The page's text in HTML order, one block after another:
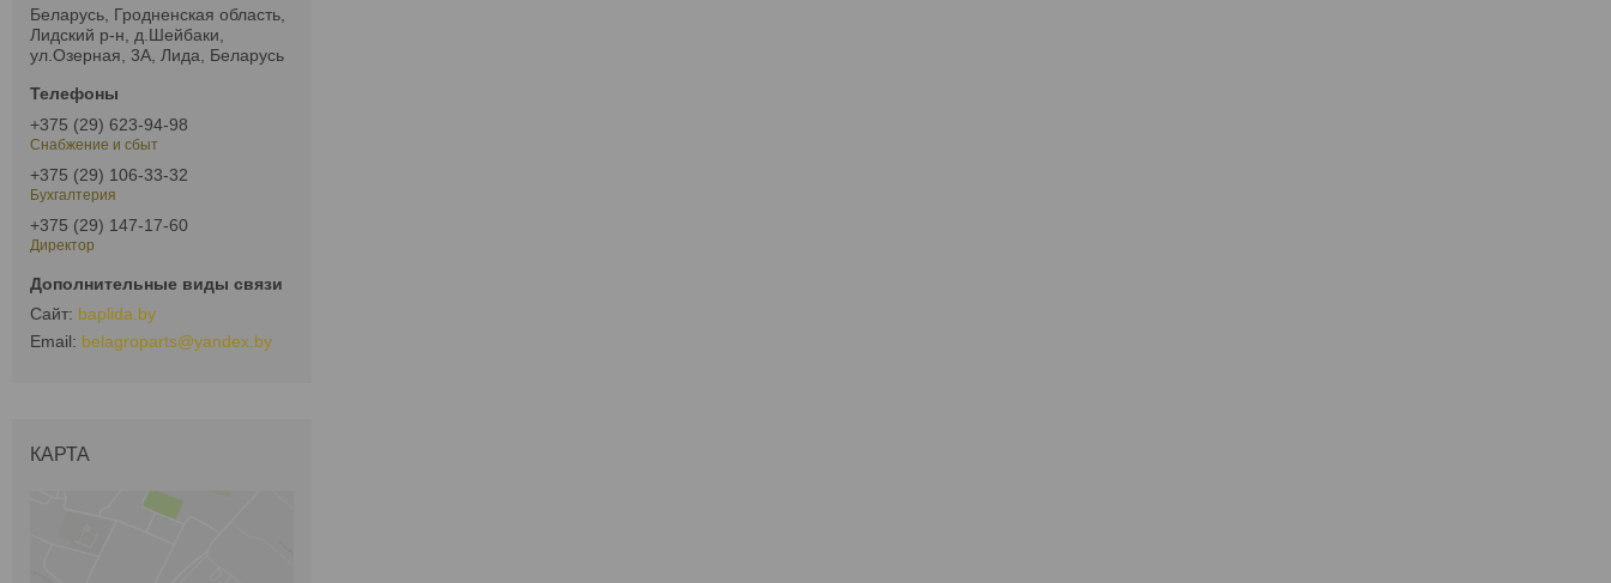
Беларусь, Гродненская область,
Лидский р-н, д.Шейбаки,
ул.Озерная, 3А, Лида, Беларусь
+375 (29) 623-94-98
Снабжение и сбыт
+375 (29) 106-33-32
Бухгалтерия
+375 (29) 147-17-60
Директор
baplida.by
belagroparts@yandex.by
КАРТА